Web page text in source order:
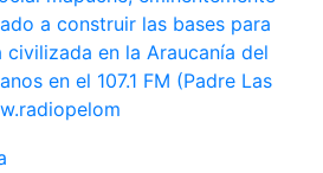
a construir las bases para
civilizada en la Araucanía del
en el 107.1 FM (Padre Las